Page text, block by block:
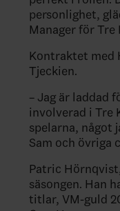
personlighet,
Manager för Tre
Kontraktet med
Tjeckien.
– Jag är laddad
involverad i Tre
spelarna, något
Sam och övriga
Patric
säsongen. Han
titlar, VM-guld